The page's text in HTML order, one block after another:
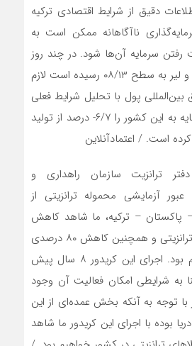
دقیق از شرایط اقتصادی ترکیه
ناآگاهانه ممکن است به
رفتن سرمایه آن‌ها شود. در چند روز
گذشته نرخ برابری دلار و لیر به سطح ۰۸/۱۳ رسیده است لازم
پول با تحلیل شرایط فعلی
اقتصادترکیه، ورود سرمایه به این کشور را ۶/۷- درصد از تولید
است. / اعتمادآنلاین
ترانزیت سازمان راهداری و
آزمایشی محموله ترانزیتی از
– پاکستان – ترکیه، ما شاهد کاهش
۵۰ درصدی هزینه‌های ترانزیتی و همچنین کاهش ۸۰ درصدی
زمان حمل کالا خواهیم بود. اجرای این کریدور ۸ سال پیش
شرایطی امکان فعالیت آن وجود
توجه به آنکه بخش عمده‌ای از این
بوده با اجرای این کریدور ما شاهد